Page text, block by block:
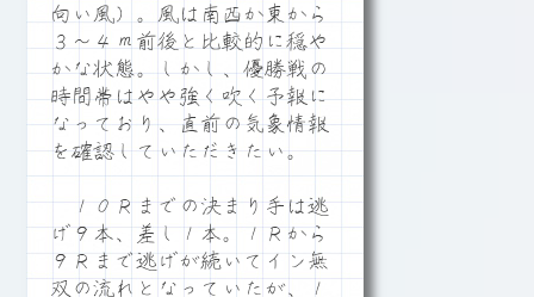
向い風）。風は南西か東から
３～４ｍ前後と比較的に穏や
かな状態。しかし、優勝戦の
時間帯はやや強く吹く予報に
なっており、直前の気象情報
を確認していただきたい。
１０Ｒまでの決まり手は逃
げ９本、差し１本。１Ｒから
９Ｒまで逃げが続いてイン無
双の流れとなっていたが、１